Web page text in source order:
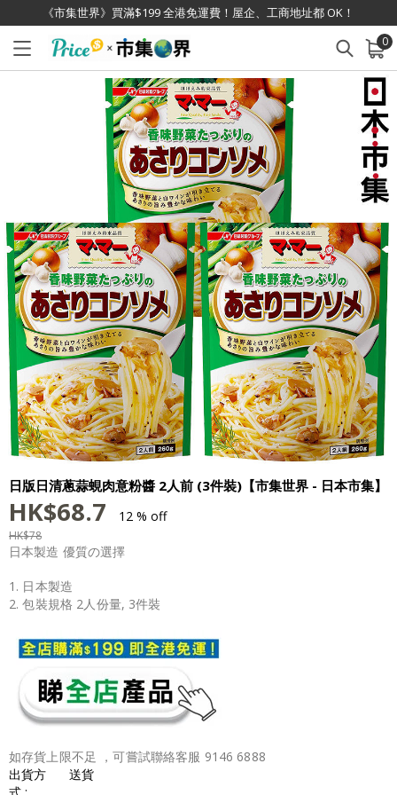
《市集世界》買滿$199 全港免運費！屋企、工商地址都 OK！
0
已加入購物車 查看
日版日清蔥蒜蜆肉意粉醬 2人前 (3件裝)【市集世界 - 日本市集】
HK$68.7 12 % off
HK$78
日本製造 優質の選擇
1. 日本製造
2. 包裝規格 2人份量, 3件裝
如存貨上限不足 ，可嘗試聯絡客服 9146 6888
出貨方
送貨